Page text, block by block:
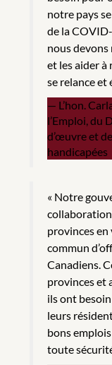
notre pays
de la
nous
et les aider à
se relance et
L’hon.
l’Emploi, du
d’œuvre et
handicapées
« Notre
provinces
commun
Canadiens.
provinces et
ils ont
leurs
bons
toute